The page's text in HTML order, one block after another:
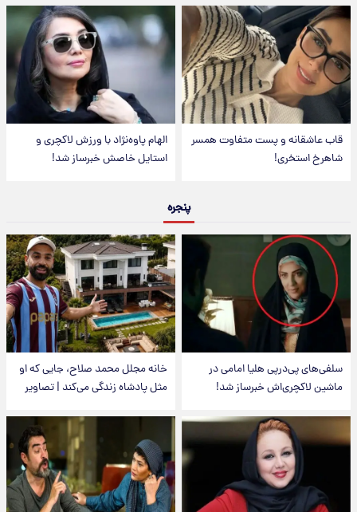
قاب عاشقانه و پست متفاوت همسر
شاهرخ استخری!
الهام پاوه‌نژاد با ورزش لاکچری و
استایل خاصش خبرساز شد!
پنجره
سلفی‌های پی‌درپی هلیا امامی در
ماشین لاکچری‌اش خبرساز شد!
خانه مجلل محمد صلاح، جایی که او
مثل پادشاه زندگی می‌کند | تصاویر